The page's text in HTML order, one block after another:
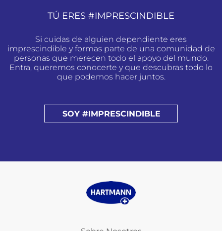
TÚ ERES #IMPRESCINDIBLE
Si cuidas de alguien dependiente eres
imprescindible y formas parte de una comunidad de
personas que merecen todo el apoyo del mundo.
Entra, queremos conocerte y que descubras todo lo
que podemos hacer juntos.
SOY #IMPRESCINDIBLE